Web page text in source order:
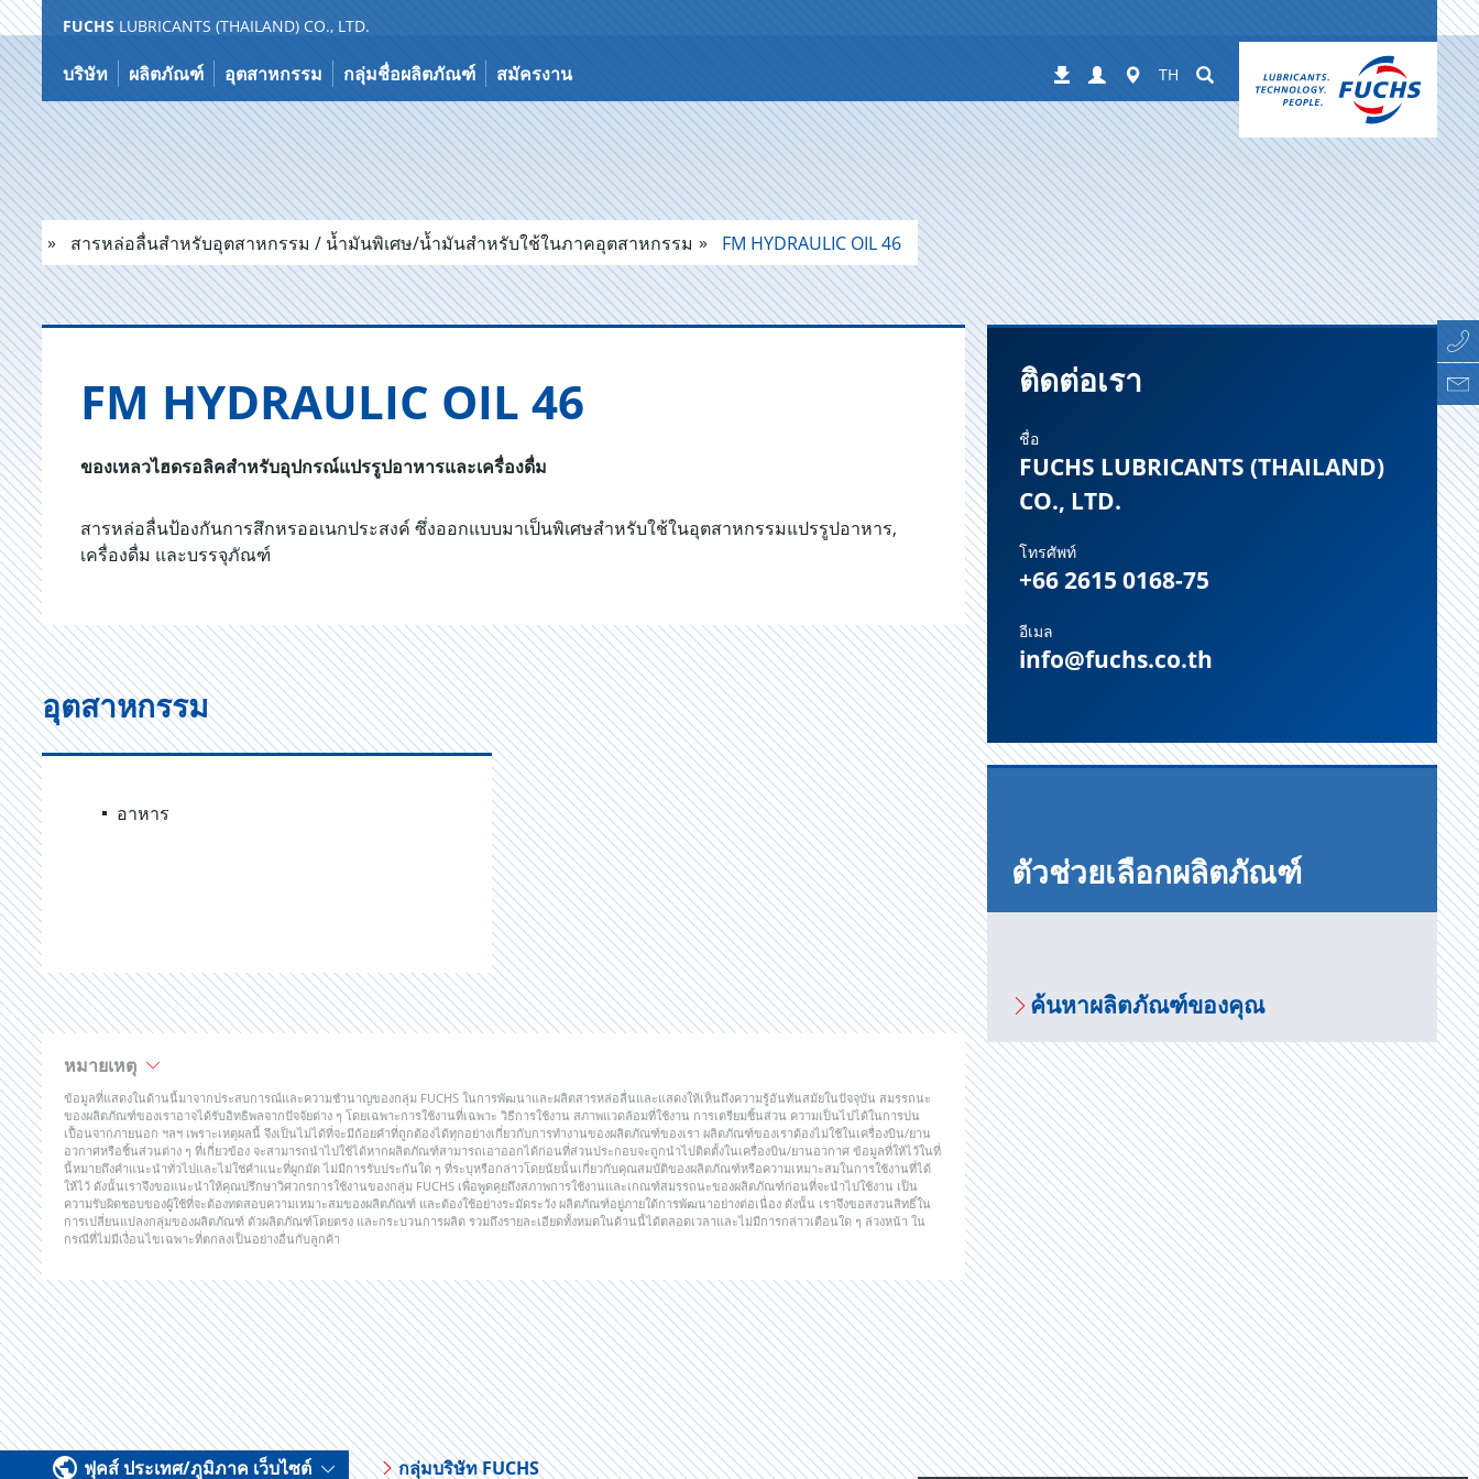
ไป
ที่
เนื้อหา
FUCHS LUBRICANTS (THAILAND) CO., LTD.
บริษัท ผลิตภัณฑ์ อุตสาหกรรม กลุ่มชื่อผลิตภัณฑ์ สมัครงาน ดาวน์โหลด
Login Worldwide
TH Suchen
สารหล่อลื่นสำหรับอุตสาหกรรม / น้ำมันพิเศษ/น้ำมันสำหรับใช้ในภาคอุตสาหกรรม FM HYDRAULIC OIL 46
FM HYDRAULIC OIL 46
ของเหลวไฮดรอลิคสำหรับอุปกรณ์แปรรูปอาหารและเครื่องดื่ม
สารหล่อลื่นป้องกันการสึกหรออเนกประสงค์ ซึ่งออกแบบมาเป็นพิเศษสำหรับใช้ในอุตสาหกรรมแปรรูปอาหาร,
เครื่องดื่ม และบรรจุภัณฑ์
อุตสาหกรรม
อาหาร
หมายเหตุ
ข้อมูลที่แสดงในด้านนี้มาจากประสบการณ์และความชำนาญของกลุ่ม FUCHS ในการพัฒนาและผลิตสารหล่อลื่นและแสดงให้เห็นถึงความรู้อันทันสมัยในปัจจุบัน สมรรถนะ
ของผลิตภัณฑ์ของเราอาจได้รับอิทธิพลจากปัจจัยต่าง ๆ โดยเฉพาะการใช้งานที่เฉพาะ วิธีการใช้งาน สภาพแวดล้อมที่ใช้งาน การเตรียมชิ้นส่วน ความเป็นไปได้ในการปน
เปื้อนจากภายนอก ฯลฯ เพราะเหตุผลนี้ จึงเป็นไม่ได้ที่จะมีถ้อยคำที่ถูกต้องได้ทุกอย่างเกี่ยวกับการทำงานของผลิตภัณฑ์ของเรา ผลิตภัณฑ์ของเราต้องไม่ใช้ในเครื่องบิน/ยาน
อวกาศหรือชิ้นส่วนต่าง ๆ ที่เกี่ยวข้อง จะสามารถนำไปใช้ได้หากผลิตภัณฑ์สามารถเอาออกได้ก่อนที่ส่วนประกอบจะถูกนำไปติดตั้งในเครื่องบิน/ยานอวกาศ ข้อมูลที่ให้ไว้ในที่
นี้หมายถึงคำแนะนำทั่วไปและไม่ใช่คำแนะที่ผูกมัด ไม่มีการรับประกันใด ๆ ที่ระบุหรือกล่าวโดยนัยนั้นเกี่ยวกับคุณสมบัติของผลิตภัณฑ์หรือความเหมาะสมในการใช้งานที่ได้
ให้ไว้ ดังนั้นเราจึงขอแนะนำให้คุณปรึกษาวิศวกรการใช้งานของกลุ่ม FUCHS เพื่อพูดคุยถึงสภาพการใช้งานและเกณฑ์สมรรถนะของผลิตภัณฑ์ก่อนที่จะนำไปใช้งาน เป็น
ความรับผิดชอบของผู้ใช้ที่จะต้องทดสอบความเหมาะสมของผลิตภัณฑ์ และต้องใช้อย่างระมัดระวัง ผลิตภัณฑ์อยู่ภายใต้การพัฒนาอย่างต่อเนื่อง ดังนั้น เราจึงขอสงวนสิทธิ์ใน
การเปลี่ยนแปลงกลุ่มของผลิตภัณฑ์ ตัวผลิตภัณฑ์โดยตรง และกระบวนการผลิต รวมถึงรายละเอียดทั้งหมดในด้านนี้ได้ตลอดเวลาและไม่มีการกล่าวเตือนใด ๆ ล่วงหน้า ใน
กรณีที่ไม่มีเงื่อนไขเฉพาะที่ตกลงเป็นอย่างอื่นกับลูกค้า
ติดต่อเรา
ชื่อ
FUCHS LUBRICANTS (THAILAND)
CO., LTD.
โทรศัพท์
+66 2615 0168-75
อีเมล
info@fuchs.co.th
ตัวช่วยเลือกผลิตภัณฑ์
ค้นหาผลิตภัณฑ์ของคุณ
ฟุคส์ ประเทศ/ภูมิภาค เว็บไซต์ กลุ่มบริษัท FUCHS